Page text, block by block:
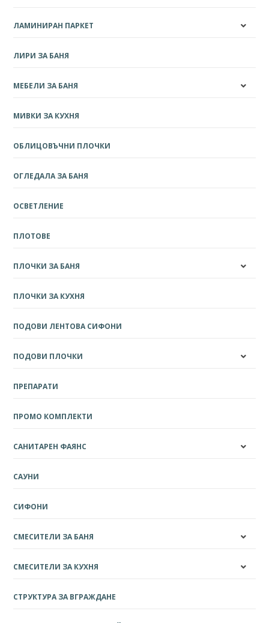
ЛАМИНИРАН ПАРКЕТ
ЛИРИ ЗА БАНЯ
МЕБЕЛИ ЗА БАНЯ
МИВКИ ЗА КУХНЯ
ОБЛИЦОВЪЧНИ ПЛОЧКИ
ОГЛЕДАЛА ЗА БАНЯ
ОСВЕТЛЕНИЕ
ПЛОТОВЕ
ПЛОЧКИ ЗА БАНЯ
ПЛОЧКИ ЗА КУХНЯ
ПОДОВИ ЛЕНТОВА СИФОНИ
ПОДОВИ ПЛОЧКИ
ПРЕПАРАТИ
ПРОМО КОМПЛЕКТИ
САНИТАРЕН ФАЯНС
САУНИ
СИФОНИ
СМЕСИТЕЛИ ЗА БАНЯ
СМЕСИТЕЛИ ЗА КУХНЯ
СТРУКТУРА ЗА ВГРАЖДАНЕ